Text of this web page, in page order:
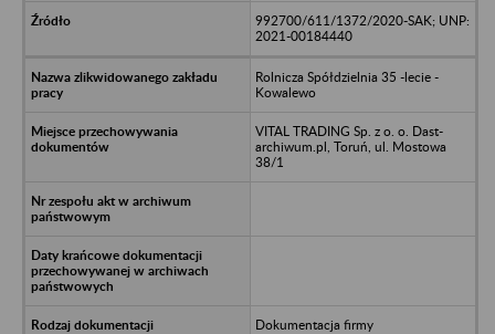
992700/611/1372/2020-SAK; UNP:
2021-00184440
Rolnicza Spółdzielnia 35 -lecie -
Kowalewo
VITAL TRADING Sp. z o. o. Dast-
archiwum.pl, Toruń, ul. Mostowa
38/1
Dokumentacja firmy